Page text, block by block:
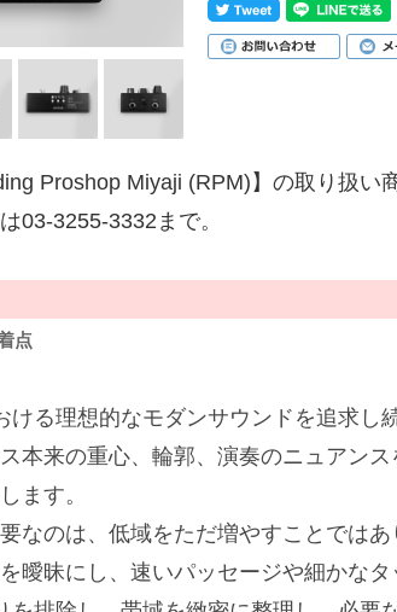
Proshop Miyaji (RPM)】の取り扱い
03-3255-3332まで。
点
ける理想的なモダンサウンドを追求し
本来の重心、輪郭、演奏のニュアン
ます。
なのは、低域をただ増やすことでは
曖昧にし、速いパッセージや細かなタ